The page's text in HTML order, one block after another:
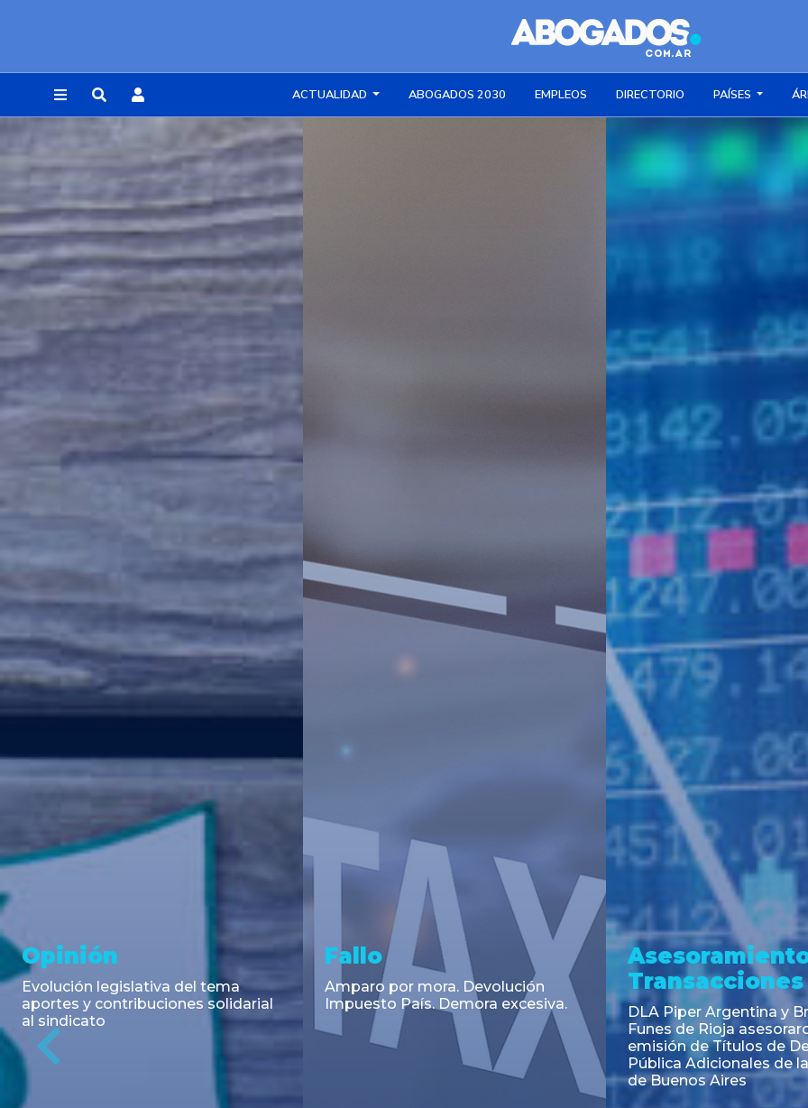
ACTUALIDAD ABOGADOS 2030 EMPLEOS DIRECTORIO PAÍSES
REGISTRARSE
Asesoramiento y
Transacciones
Co-Emisión de Obligaciones
Negociables por US$400.000.000
de Petroquímica Comodoro
Rivadavia S.A. y Luz de Tres Picos
Noticia
Cambios en el Código Alimentario
Argentino: simplifican trámites
para la importación de aditivos,
coadyuvantes e ingredientes
alimentarios y unifican autoridad
Noticia
CNV: Criterio
colocaciones primarias
Previous